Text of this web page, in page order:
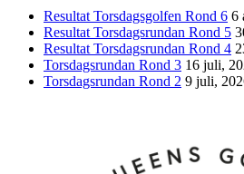
Resultat Torsdagsgolfen Rond 6 6
Resultat Torsdagsrundan Rond 5
Resultat Torsdagsrundan Rond 4
Torsdagsrundan Rond 3 16 juli,
Torsdagsrundan Rond 2 9 juli,